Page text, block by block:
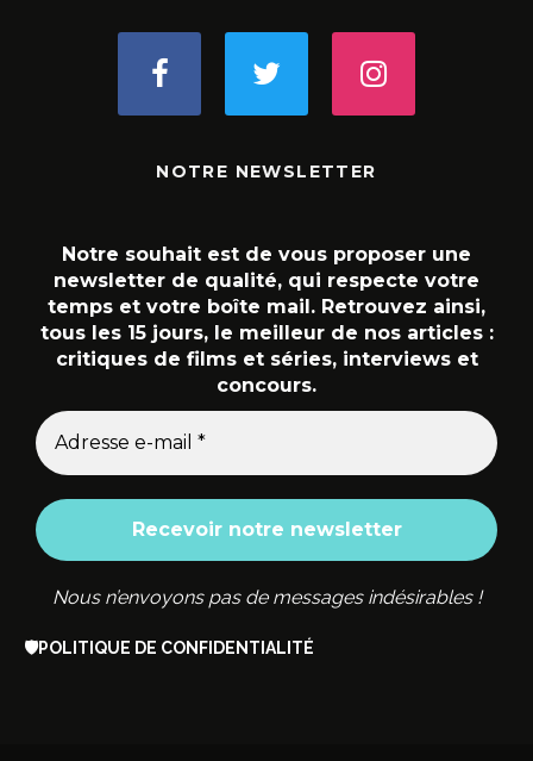
NOTRE NEWSLETTER
Notre souhait est de vous proposer une
newsletter de qualité, qui respecte votre
temps et votre boîte mail. Retrouvez ainsi,
tous les 15 jours, le meilleur de nos articles :
critiques de films et séries, interviews et
concours.
Nous n’envoyons pas de messages indésirables !
🛡️POLITIQUE DE CONFIDENTIALITÉ